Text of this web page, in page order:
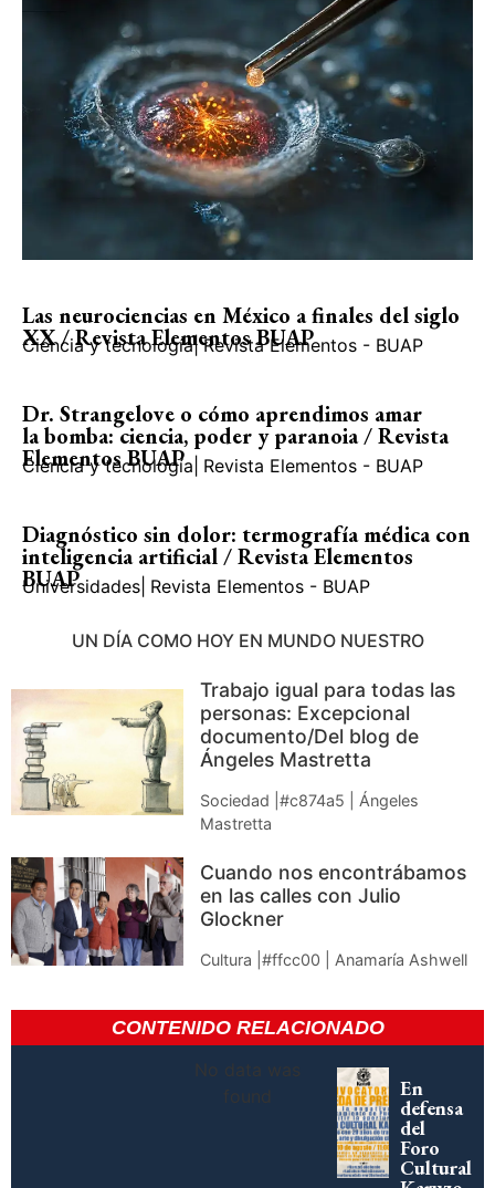
Las neurociencias en México a finales del siglo
XX / Revista Elementos BUAP
Ciencia y tecnología| Revista Elementos - BUAP
Dr. Strangelove o cómo aprendimos amar
la bomba: ciencia, poder y paranoia / Revista
Elementos BUAP
Ciencia y tecnología Revista Elementos - BUAP
Diagnóstico sin dolor: termografía médica con
inteligencia artificial / Revista Elementos
BUAP
Universidades Revista Elementos - BUAP
UN DÍA COMO HOY EN MUNDO NUESTRO
Trabajo igual para todas las
personas: Excepcional
documento/Del blog de
Ángeles Mastretta
Sociedad |#c874a5 | Ángeles
Mastretta
Cuando nos encontrábamos
en las calles con Julio
Glockner
Cultura |#ffcc00 | Anamaría Ashwell
CONTENIDO RELACIONADO
No data was
found
En
defensa
del
Foro
Cultural